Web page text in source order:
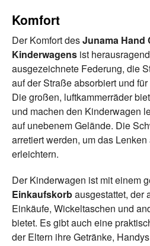
Komfort
Der Komfort desJunama Hand
Kinderwagens ist
ausgezeichnete Federung, die
auf der Straße absorbiert und
Die großen, luftkammerräder
und machen den Kinderwagen
auf unebenem Gelände. Die
arretiert werden, um das
erleichtern.
Der Kinderwagen ist mit einem
Einkaufskorbausgestattet, der
Einkäufe, Wickeltaschen und
bietet. Es gibt auch eine
der Eltern ihre Getränke,